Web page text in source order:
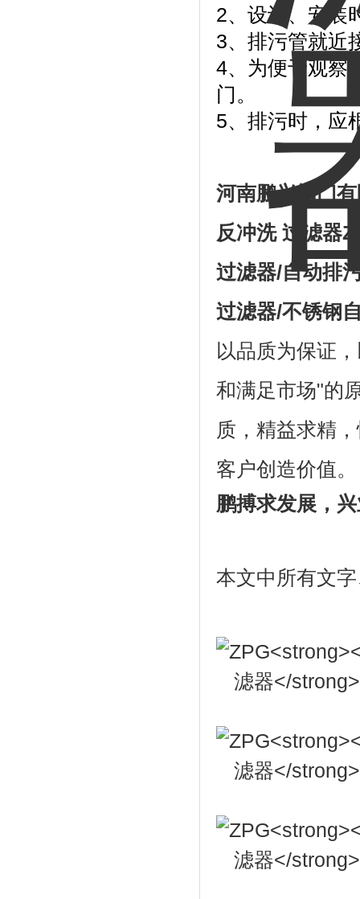
2、设计、安装
3、排污管就近
4、为便于观察
门。
5、排污时，应
河南鹏兴阀门
反冲洗 过滤器
过滤器/自动排
过滤器/不锈钢
以品质为保证
和满足市场"的
质，精益求精
客户创造价值。
鹏搏求发展，
本文中所有文